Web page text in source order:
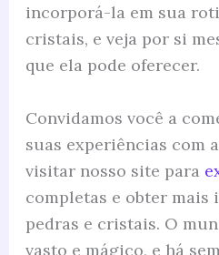
incorporá-la em sua
cristais, e veja por si
que ela pode oferecer.
Convidamos você a
suas experiências com
visitar nosso site para
completas e obter mais
pedras e cristais. O
vasto e mágico, e há